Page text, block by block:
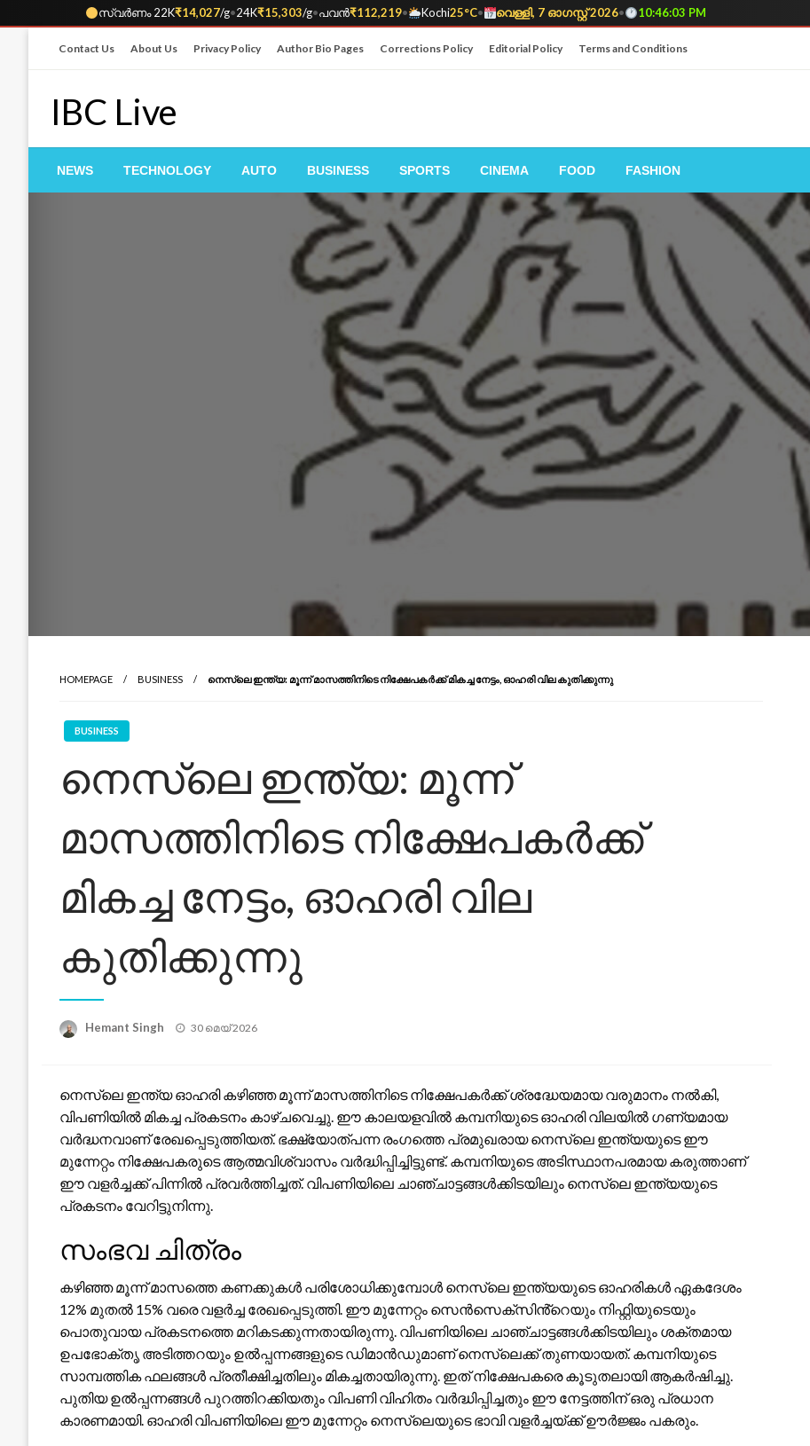
സ്വർണം 22K₹14,027/g•24K₹15,303/g•പവൻ₹112,219• Kochi25°C• വെള്ളി, 7 ഓഗസ്റ്റ് 2026• 10:46:04 PM
Contact Us About Us Privacy Policy Author Bio Pages Corrections Policy Editorial Policy Terms and Conditions
IBC Live
NEWS TECHNOLOGY AUTO BUSINESS SPORTS CINEMA FOOD FASHION
HOMEPAGE BUSINESS നെസ്‌ലെ ഇന്ത്യ: മൂന്ന് മാസത്തിനിടെ നിക്ഷേപകർക്ക് മികച്ച നേട്ടം, ഓഹരി വില കുതിക്കുന്നു
BUSINESS
നെസ്‌ലെ ഇന്ത്യ: മൂന്ന്
മാസത്തിനിടെ നിക്ഷേപകർക്ക്
മികച്ച നേട്ടം, ഓഹരി വില
കുതിക്കുന്നു
Hemant Singh
Posted
30 മെയ്‌ 2026
നെസ്‌ലെ ഇന്ത്യ ഓഹരി കഴിഞ്ഞ മൂന്ന് മാസത്തിനിടെ നിക്ഷേപകർക്ക് ശ്രദ്ധേയമായ വരുമാനം നൽകി,
വിപണിയിൽ മികച്ച പ്രകടനം കാഴ്ചവെച്ചു. ഈ കാലയളവിൽ കമ്പനിയുടെ ഓഹരി വിലയിൽ ഗണ്യമായ
വർദ്ധനവാണ് രേഖപ്പെടുത്തിയത്. ഭക്ഷ്യോത്പന്ന രംഗത്തെ പ്രമുഖരായ നെസ്‌ലെ ഇന്ത്യയുടെ ഈ
മുന്നേറ്റം നിക്ഷേപകരുടെ ആത്മവിശ്വാസം വർദ്ധിപ്പിച്ചിട്ടുണ്ട്. കമ്പനിയുടെ അടിസ്ഥാനപരമായ കരുത്താണ്
ഈ വളർച്ചക്ക് പിന്നിൽ പ്രവർത്തിച്ചത്. വിപണിയിലെ ചാഞ്ചാട്ടങ്ങൾക്കിടയിലും നെസ്‌ലെ ഇന്ത്യയുടെ
പ്രകടനം വേറിട്ടുനിന്നു.
സംഭവ ചിത്രം
കഴിഞ്ഞ മൂന്ന് മാസത്തെ കണക്കുകൾ പരിശോധിക്കുമ്പോൾ നെസ്‌ലെ ഇന്ത്യയുടെ ഓഹരികൾ ഏകദേശം
12% മുതൽ 15% വരെ വളർച്ച രേഖപ്പെടുത്തി. ഈ മുന്നേറ്റം സെൻസെക്സിൻ്റെയും നിഫ്റ്റിയുടെയും
പൊതുവായ പ്രകടനത്തെ മറികടക്കുന്നതായിരുന്നു. വിപണിയിലെ ചാഞ്ചാട്ടങ്ങൾക്കിടയിലും ശക്തമായ
ഉപഭോക്തൃ അടിത്തറയും ഉൽപ്പന്നങ്ങളുടെ ഡിമാൻഡുമാണ് നെസ്‌ലെക്ക് തുണയായത്. കമ്പനിയുടെ
സാമ്പത്തിക ഫലങ്ങൾ പ്രതീക്ഷിച്ചതിലും മികച്ചതായിരുന്നു. ഇത് നിക്ഷേപകരെ കൂടുതലായി ആകർഷിച്ചു.
പുതിയ ഉൽപ്പന്നങ്ങൾ പുറത്തിറക്കിയതും വിപണി വിഹിതം വർദ്ധിപ്പിച്ചതും ഈ നേട്ടത്തിന് ഒരു പ്രധാന
കാരണമായി. ഓഹരി വിപണിയിലെ ഈ മുന്നേറ്റം നെസ്‌ലെയുടെ ഭാവി വളർച്ചയ്ക്ക് ഊർജ്ജം പകരും.